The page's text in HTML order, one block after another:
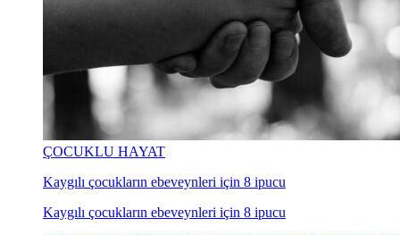
ÇOCUKLU HAYAT
Kaygılı çocukların ebeveynleri için 8 ipucu
Kaygılı çocukların ebeveynleri için 8 ipucu